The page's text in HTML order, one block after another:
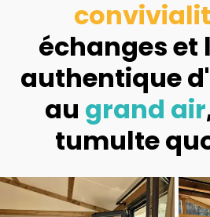
échanges et
authentique
au grand air
tumulte